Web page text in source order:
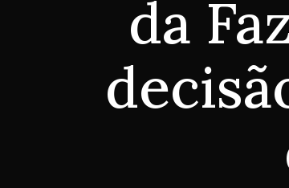
da